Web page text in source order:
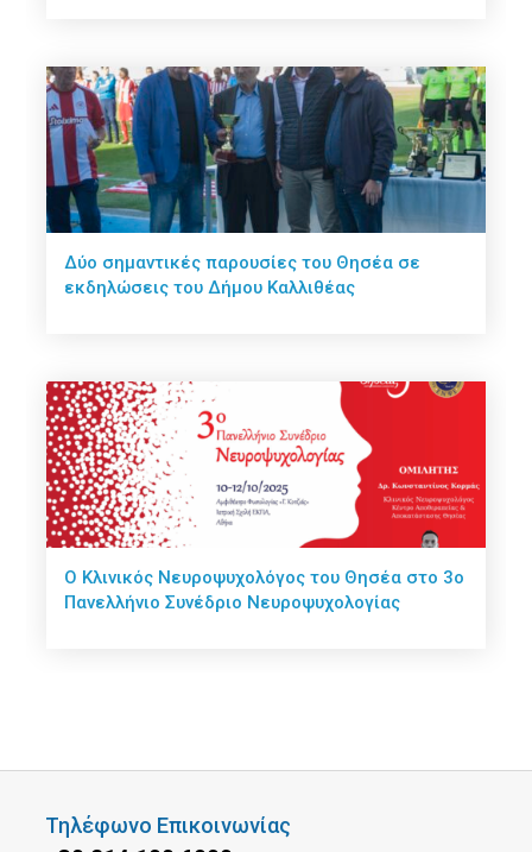
Δύο σημαντικές παρουσίες του Θησέα σε
εκδηλώσεις του Δήμου Καλλιθέας
Ο Κλινικός Νευροψυχολόγος του Θησέα στο 3ο
Πανελλήνιο Συνέδριο Νευροψυχολογίας
Τηλέφωνο Επικοινωνίας